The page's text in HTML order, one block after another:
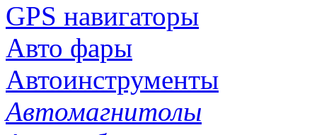
GPS навигаторы
Авто фары
Автоинструменты
Автомагнитолы